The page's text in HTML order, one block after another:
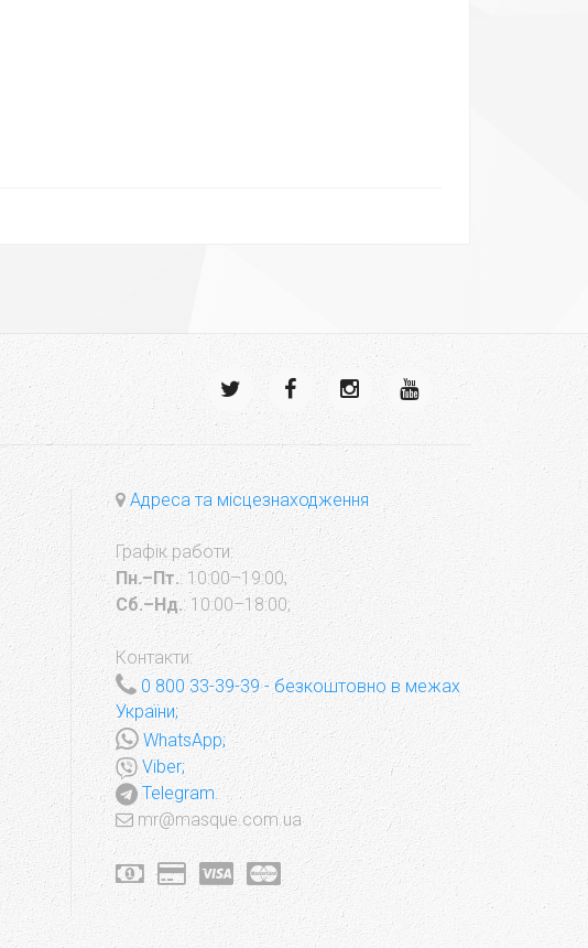
Адреса та місцезнаходження
Графік работи:
Пн.–Пт.: 10:00–19:00;
Сб.–Нд.: 10:00–18:00;
Контакти:
0 800 33-39-39- безкоштовно в межах
України;
WhatsApp;
Viber;
Telegram.
mr@masque.com.ua